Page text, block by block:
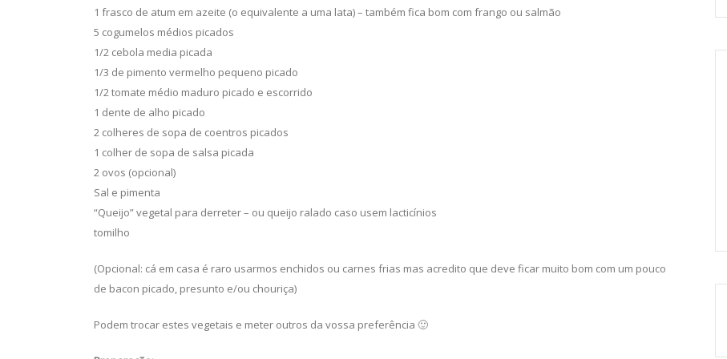
1 frasco de atum em azeite (o equivalente a uma lata) – também fica bom com frango ou salmão
5 cogumelos médios picados
1/2 cebola media picada
1/3 de pimento vermelho pequeno picado
1/2 tomate médio maduro picado e escorrido
1 dente de alho picado
2 colheres de sopa de coentros picados
1 colher de sopa de salsa picada
2 ovos (opcional)
Sal e pimenta
“Queijo” vegetal para derreter – ou queijo ralado caso usem lacticínios
tomilho
(Opcional: cá em casa é raro usarmos enchidos ou carnes frias mas acredito que deve ficar muito bom com um pouco
de bacon picado, presunto e/ou chouriça)
Podem trocar estes vegetais e meter outros da vossa preferência 🙂